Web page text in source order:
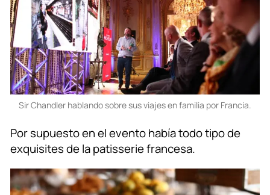
Sir Chandler hablando sobre sus viajes en familia por Francia.
Por supuesto en el evento había todo tipo de
exquisites de la patisserie francesa.